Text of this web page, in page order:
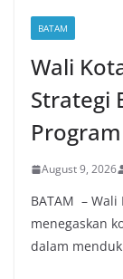
BATAM
Wali
Strategi
August 9, 2026
BATAM – Wali
menegaskan
dalam